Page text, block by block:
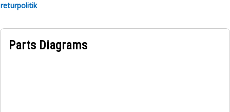
returpolitik
Parts Diagrams